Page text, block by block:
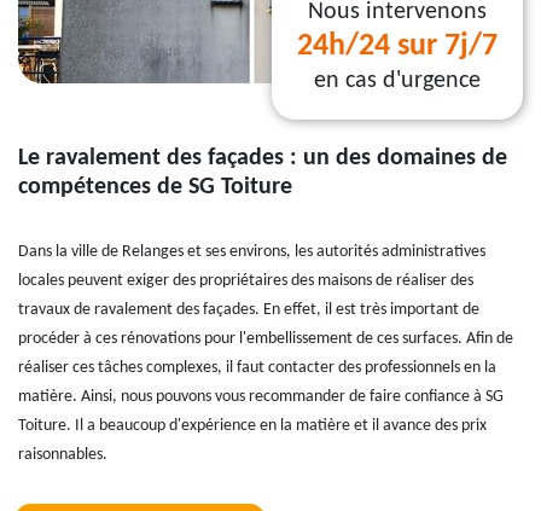
Nous intervenons
24h/24 sur 7j/7
en cas d'urgence
Le ravalement des façades : un des domaines de
compétences de SG Toiture
Dans la ville de Relanges et ses environs, les autorités administratives
locales peuvent exiger des propriétaires des maisons de réaliser des
travaux de ravalement des façades. En effet, il est très important de
procéder à ces rénovations pour l'embellissement de ces surfaces. Afin de
réaliser ces tâches complexes, il faut contacter des professionnels en la
matière. Ainsi, nous pouvons vous recommander de faire confiance à SG
Toiture. Il a beaucoup d'expérience en la matière et il avance des prix
raisonnables.